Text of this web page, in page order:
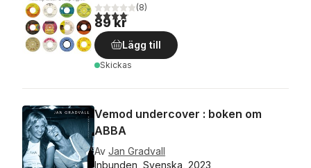
4,1utav 5 stjärnor. Totalt antal röster:
(8)
89 kr
Lägg till
Skickas
Vemod undercover : boken om
ABBA
Av Jan Gradvall
Inbunden, Svenska, 2023